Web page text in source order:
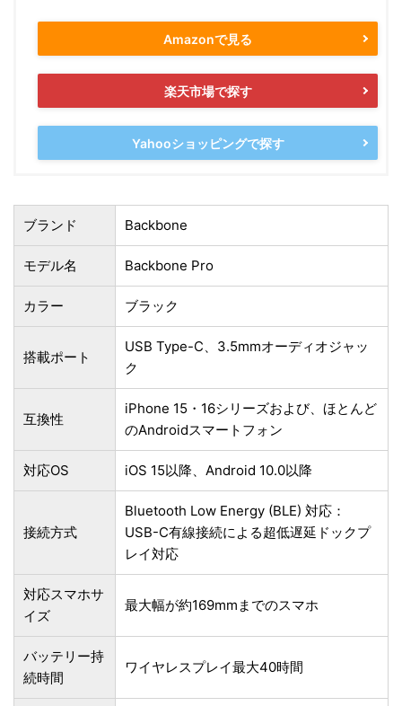
Amazonで見る
楽天市場で探す
Yahooショッピングで探す
ブランド Backbone
モデル名 Backbone Pro
カラー ブラック
搭載ポート
USB Type-C、3.5mmオーディオジャッ
ク
互換性
iPhone 15・16シリーズおよび、ほとんど
のAndroidスマートフォン
対応OS iOS 15以降、Android 10.0以降
接続方式
Bluetooth Low Energy (BLE) 対応：
USB-C有線接続による超低遅延ドックプ
レイ対応
対応スマホサ
イズ
最大幅が約169mmまでのスマホ
バッテリー持
続時間
ワイヤレスプレイ最大40時間